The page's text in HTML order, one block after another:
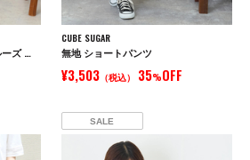
【秋新作】ペイント デニム ルーズ ストレート パンツ
CUBE SUGAR
無地 ショートパンツ
¥3,503（税込） 35%OFF
SALE